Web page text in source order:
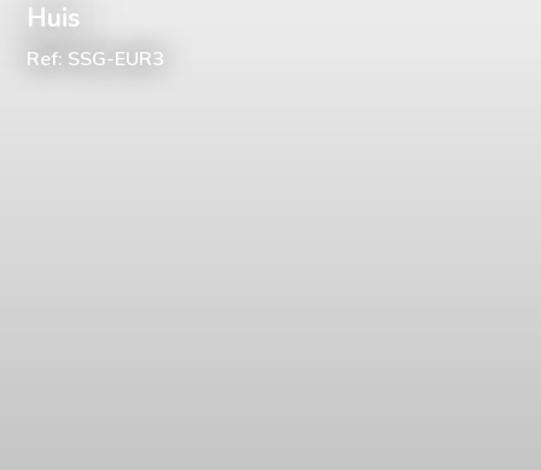
Huis
Ref: SSG-EUR3